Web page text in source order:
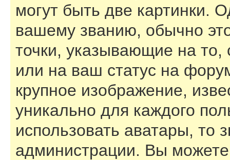
могут быть две картинки.
вашему званию, обычно
точки, указывающие на то,
или на ваш статус на
крупное изображение,
уникально для каждого
использовать аватары, то
администрации. Вы можете